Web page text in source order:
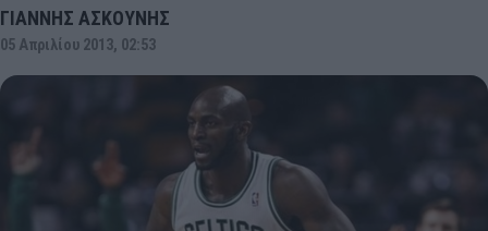
ΓΙΑΝΝΗΣ ΑΣΚΟΥΝΗΣ
05 Απριλίου 2013, 02:53